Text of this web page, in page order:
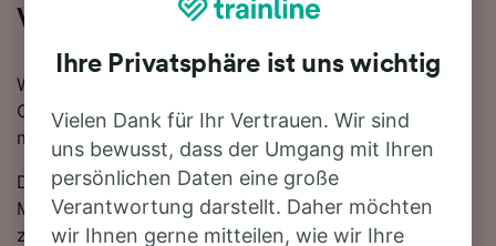
Venedig
Wenn Sie mehr über die Reise von Venezia Mestre
Ospedale nach Venedig mit dem Zug erfahren
möchten, suchen Sie nicht länger!
Die schnellste Reisezeit auf dieser Strecke beträgt 6
Minuten, wobei etwa 30 Züge am Tag die 12 km
zwischen den beiden Bahnhöfen zurücklegen. Mit den
Ihre Privatsphäre ist uns wichtig
Vielen Dank für Ihr Vertrauen. Wir sind
uns bewusst, dass der Umgang mit Ihren
persönlichen Daten eine große
Verantwortung darstellt. Daher möchten
wir Ihnen gerne mitteilen, wie wir Ihre